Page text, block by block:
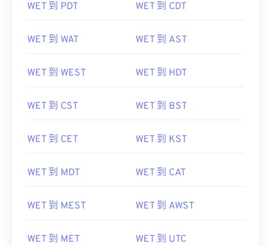
WET 到 PDT WET 到 CDT
WET 到 WAT WET 到 AST
WET 到 WEST WET 到 HDT
WET 到 CST WET 到 BST
WET 到 CET WET 到 KST
WET 到 MDT WET 到 CAT
WET 到 MEST WET 到 AWST
WET 到 MET WET 到 UTC